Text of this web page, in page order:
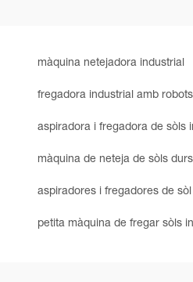
màquina netejadora industrial
fregadora industrial amb robots
aspiradora i fregadora de sòls
màquina de neteja de sòls
aspiradores i fregadores de
petita màquina de fregar sòls